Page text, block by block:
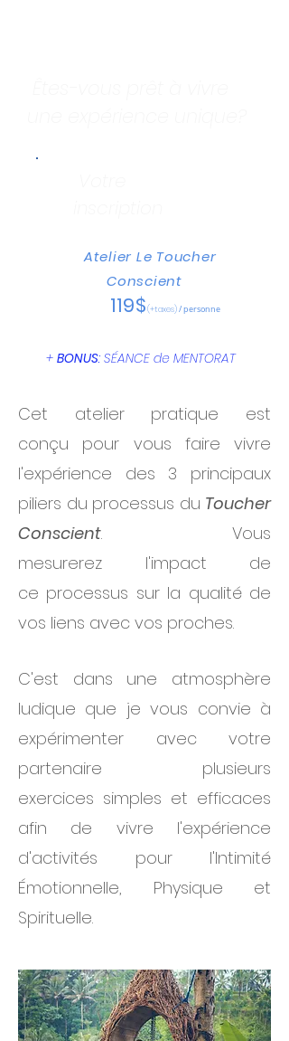
Atelier Le Toucher
Conscient
119$(+taxes)/ personne
+ BONUS: SÉANCE de MENTORAT
Cet atelier pratique est
conçu pour vous faire vivre
l'expérience des 3 principaux
piliers du processus du Toucher
Conscient. Vous
mesurerez l'impact de
ce processus sur la qualité de
vos liens avec vos proches.
C'est dans une atmosphère
ludique que je vous convie à
expérimenter avec votre
partenaire plusieurs
exercices simples et efficaces
afin de vivre l'expérience
d'activités pour l'Intimité
Émotionnelle, Physique et
Spirituelle.